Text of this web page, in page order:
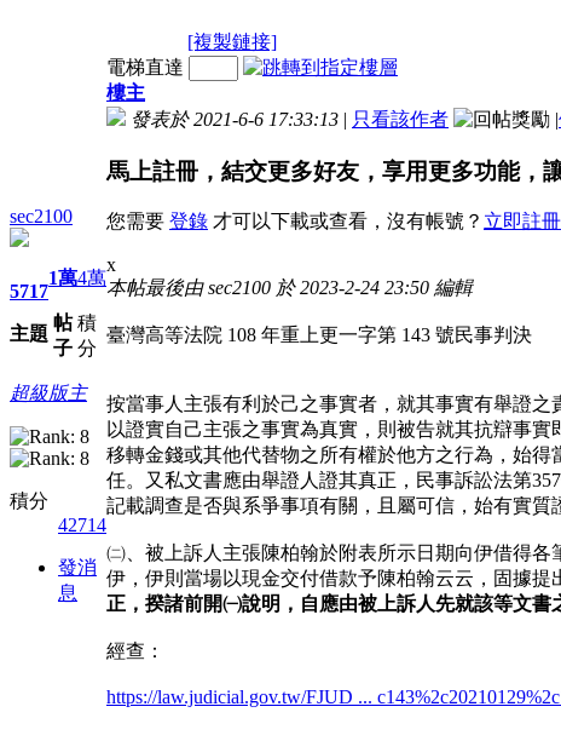
[複製鏈接]
sec2100
5717
主題
1萬
帖
子
4萬
積
分
超級版主
積分
42714
發消
息
電梯直達
樓主
發表於 2021-6-6 17:33:13 | 只看該作者 |
馬上註冊，結交更多好友，享用更多功能，
您需要 登錄 才可以下載或查看，沒有帳號？ 立即註冊
x
本帖最後由 sec2100 於 2023-2-24 23:50 編輯
臺灣高等法院 108 年重上更一字第 143 號民事判決
按當事人主張有利於己之事實者，就其事實有舉證
以證實自己主張之事實為真實，則被告就其抗辯事
移轉金錢或其他代替物之所有權於他方之行為，始
任。又私文書應由舉證人證其真正，民事訴訟法第
記載調查是否與系爭事項有關，且屬可信，始有實質
㈡、被上訴人主張陳柏翰於附表所示日期向伊借得
伊，伊則當場以現金交付借款予陳柏翰云云，固據提
正，揆諸前開㈠說明，自應由被上訴人先就該等文書
經查：
https://law.judicial.gov.tw/FJUD ...